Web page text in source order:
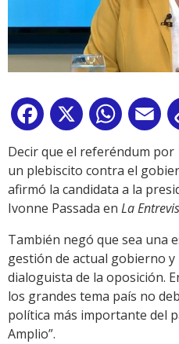
Facebook
X
Decir que el referéndum por
un plebiscito contra el
afirmó la candidata a la
Ivonne Passada en La
También negó que sea una
gestión de actual gobierno
dialoguista de la oposición.
los grandes tema país no
política más importante del
Amplio”.